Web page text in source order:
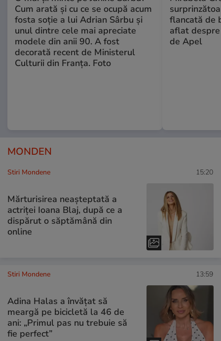
Cum arată și cu ce se ocupă acum
fosta soție a lui Adrian Sârbu și
unul dintre cele mai apreciate
modele din anii 90. A fost
decorată recent de Ministerul
Culturii din Franța. Foto
flancată de
aflat
de Apel
MONDEN
Stiri Mondene 15:20
Mărturisirea neașteptată a
actriței Ioana Blaj, după ce a
dispărut o săptămână din
online
Stiri Mondene 13:59
Adina Halas a învățat să
meargă pe bicicletă la 46 de
ani: „Primul pas nu trebuie să
fie perfect”